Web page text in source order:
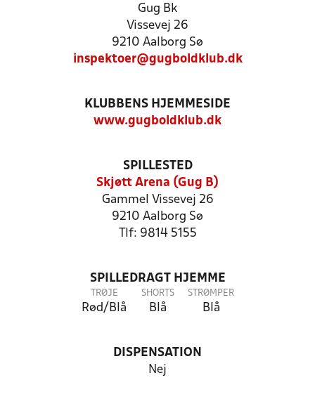
Gug Bk
Vissevej 26
9210 Aalborg Sø
inspektoer@gugboldklub.dk
KLUBBENS HJEMMESIDE
www.gugboldklub.dk
SPILLESTED
Skjøtt Arena (Gug B)
Gammel Vissevej 26
9210 Aalborg Sø
Tlf: 9814 5155
SPILLEDRAGT HJEMME
TRØJE
Rød/Blå
SHORTS
Blå
STRØMPER
Blå
DISPENSATION
Nej